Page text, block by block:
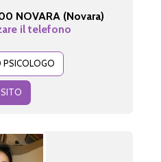
NOVARA (Novara)
il telefono
PSICOLOGO
SITO